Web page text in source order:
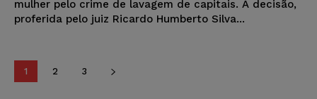
mulher pelo crime de lavagem de capitais. A decisão,
proferida pelo juiz Ricardo Humberto Silva...
1 2 3